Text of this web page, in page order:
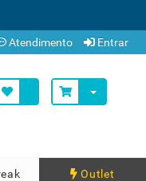
Atendimento Entrar
Outlet